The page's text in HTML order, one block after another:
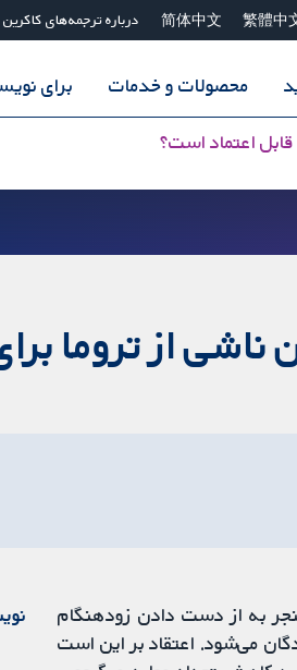
繁體中
简体中文 درباره ترجمه‌های کاکرین
اعتماد است؟
محصولات و خدمات برای
از تروما
به از دست دادن زودهنگام
می‌شود. اعتقاد بر این است